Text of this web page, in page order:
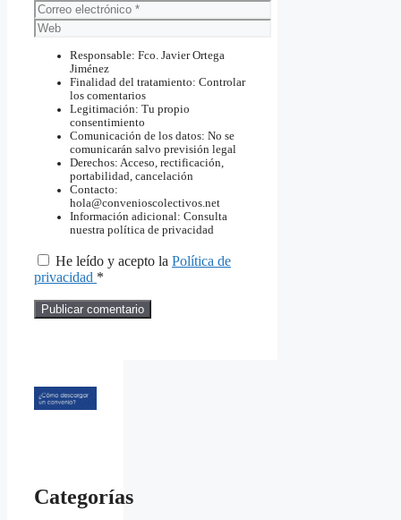
Correo
electrónico
Web
Responsable: Fco. Javier Ortega
Jiménez
Finalidad del tratamiento: Controlar
los comentarios
Legitimación: Tu propio
consentimiento
Comunicación de los datos: No se
comunicarán salvo previsión legal
Derechos: Acceso, rectificación,
portabilidad, cancelación
Contacto:
hola@convenioscolectivos.net
Información adicional: Consulta
nuestra política de privacidad
He leído y acepto la Política de
privacidad *
Categorías